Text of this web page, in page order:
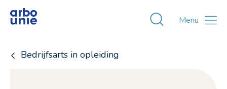
Toggle
Menu
Bedrijfsarts in opleiding